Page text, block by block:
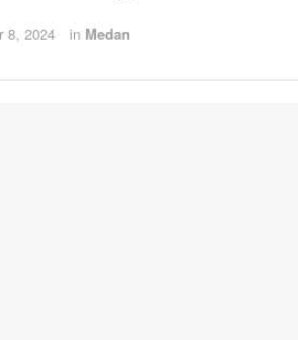
8, 2024 in Medan